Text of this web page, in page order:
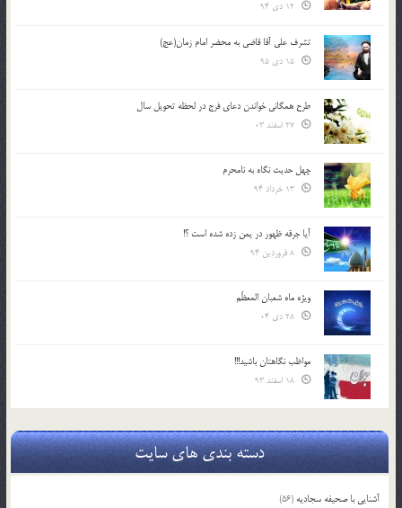
تشرف علي آقا قاضي به محضر امام زمان(عج)
طرح همگانی خواندن دعای فرج در لحظه تحویل سال
چهل حدیث نگاه به نامحرم
آیا جرقه ظهور در یمن زده شده است ؟!
ویژه ماه شعبان المعظّم
مواظب نگاهتان باشید!!!
دسته بندی های سایت
آشنایی با صحیفه سجادیه (56)